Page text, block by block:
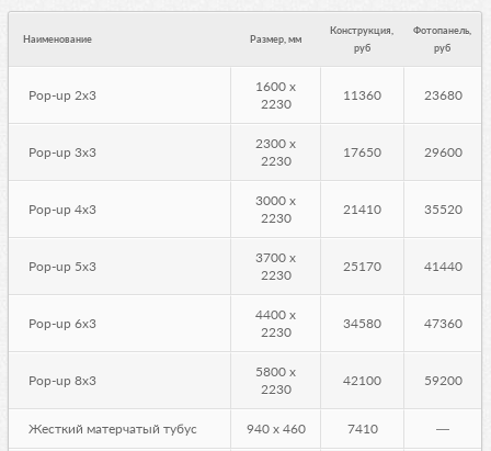
Наименование Размер, мм
Конструкция,
руб
Фотопанель,
руб
Pop-up 2x3
1600 x
2230
11360 23680
Pop-up 3x3
2300 x
2230
17650 29600
Pop-up 4x3
3000 x
2230
21410 35520
Pop-up 5x3
3700 x
2230
25170 41440
Pop-up 6x3
4400 x
2230
34580 47360
Pop-up 8x3
5800 x
2230
42100 59200
Жесткий матерчатый тубус 940 х 460 7410 —